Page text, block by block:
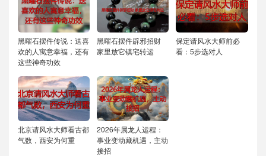
黑曜石摆件传说：送喜
欢的人寓意幸福，还有
这些神奇功效
黑曜石摆件辟邪招财
家里放它镇宅转运
保定请风水大师前必
看：5步选对人
北京请风水大师看古都
气数，西安为何重
2026年属龙人运程：
事业变动藏机遇，主动
接招